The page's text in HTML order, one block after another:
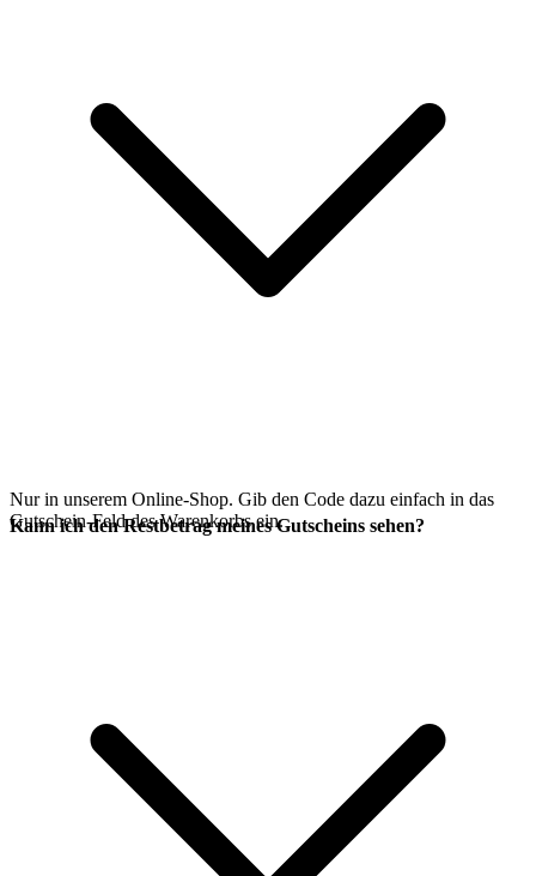
Nur in unserem Online-Shop. Gib den Code dazu einfach in das
Gutschein-Feld des Warenkorbs ein.
Kann ich den Restbetrag meines Gutscheins sehen?